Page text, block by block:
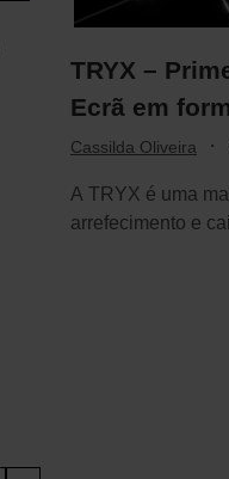
TRYX –
Ecrã em
Cassilda Oliveira ·
A TRYX é uma
arrefecimento e